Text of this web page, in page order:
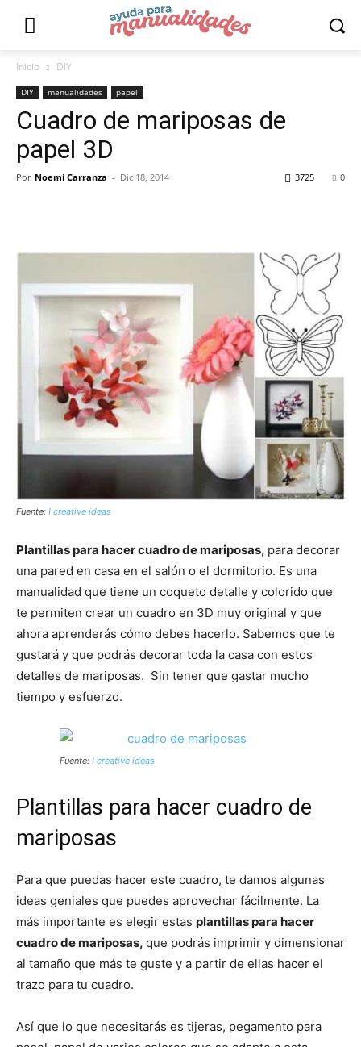
Inicio DIY
DIY manualidades papel
Cuadro de mariposas de
papel 3D
Por Noemi Carranza - Dic 18, 2014 0
3725
Fuente: I creative ideas
Plantillas para hacer cuadro de mariposas, para decorar
una pared en casa en el salón o el dormitorio. Es una
manualidad que tiene un coqueto detalle y colorido que
te permiten crear un cuadro en 3D muy original y que
ahora aprenderás cómo debes hacerlo. Sabemos que te
gustará y que podrás decorar toda la casa con estos
detalles de mariposas. Sin tener que gastar mucho
tiempo y esfuerzo.
Fuente: I creative ideas
Plantillas para hacer cuadro de
mariposas
Para que puedas hacer este cuadro, te damos algunas
ideas geniales que puedes aprovechar fácilmente. La
más importante es elegir estas plantillas para hacer
cuadro de mariposas, que podrás imprimir y dimensionar
al tamaño que más te guste y a partir de ellas hacer el
trazo para tu cuadro.
Así que lo que necesitarás es tijeras, pegamento para